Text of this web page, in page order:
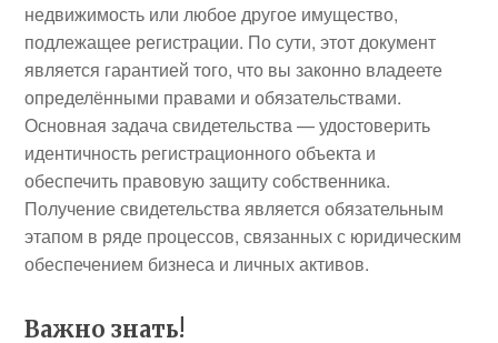
недвижимость или любое другое имущество,
подлежащее регистрации. По сути, этот документ
является гарантией того, что вы законно владеете
определёнными правами и обязательствами.
Основная задача свидетельства — удостоверить
идентичность регистрационного объекта и
обеспечить правовую защиту собственника.
Получение свидетельства является обязательным
этапом в ряде процессов, связанных с юридическим
обеспечением бизнеса и личных активов.
Важно знать!